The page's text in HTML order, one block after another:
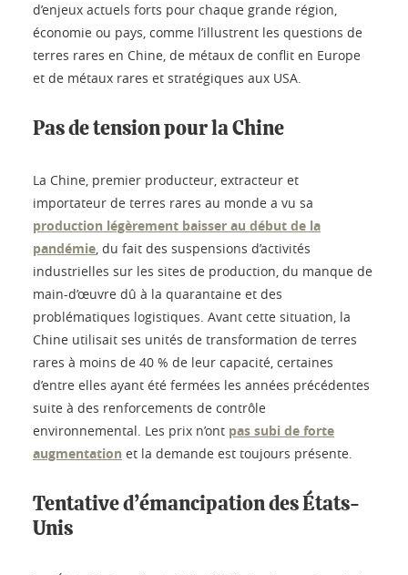
d’enjeux actuels forts pour chaque grande région,
économie ou pays, comme l’illustrent les questions de
terres rares en Chine, de métaux de conflit en Europe
et de métaux rares et stratégiques aux USA.
Pas de tension pour la Chine
La Chine, premier producteur, extracteur et
importateur de terres rares au monde a vu sa
production légèrement baisser au début de la
pandémie, du fait des suspensions d’activités
industrielles sur les sites de production, du manque de
main-d’œuvre dû à la quarantaine et des
problématiques logistiques. Avant cette situation, la
Chine utilisait ses unités de transformation de terres
rares à moins de 40 % de leur capacité, certaines
d’entre elles ayant été fermées les années précédentes
suite à des renforcements de contrôle
environnemental. Les prix n’ont pas subi de forte
augmentation et la demande est toujours présente.
Tentative d’émancipation des États-
Unis